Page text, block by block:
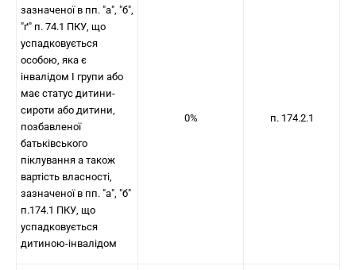
зазначеної в пп. "а", "б",
"ґ" п. 74.1 ПКУ, що
успадковується
особою, яка є
інвалідом I групи або
має статус дитини-
сироти або дитини,
позбавленої
батьківського
піклування а також
вартість власності,
зазначеної в пп. "а", "б"
п.174.1 ПКУ, що
успадковується
дитиною-інвалідом
0% п. 174.2.1